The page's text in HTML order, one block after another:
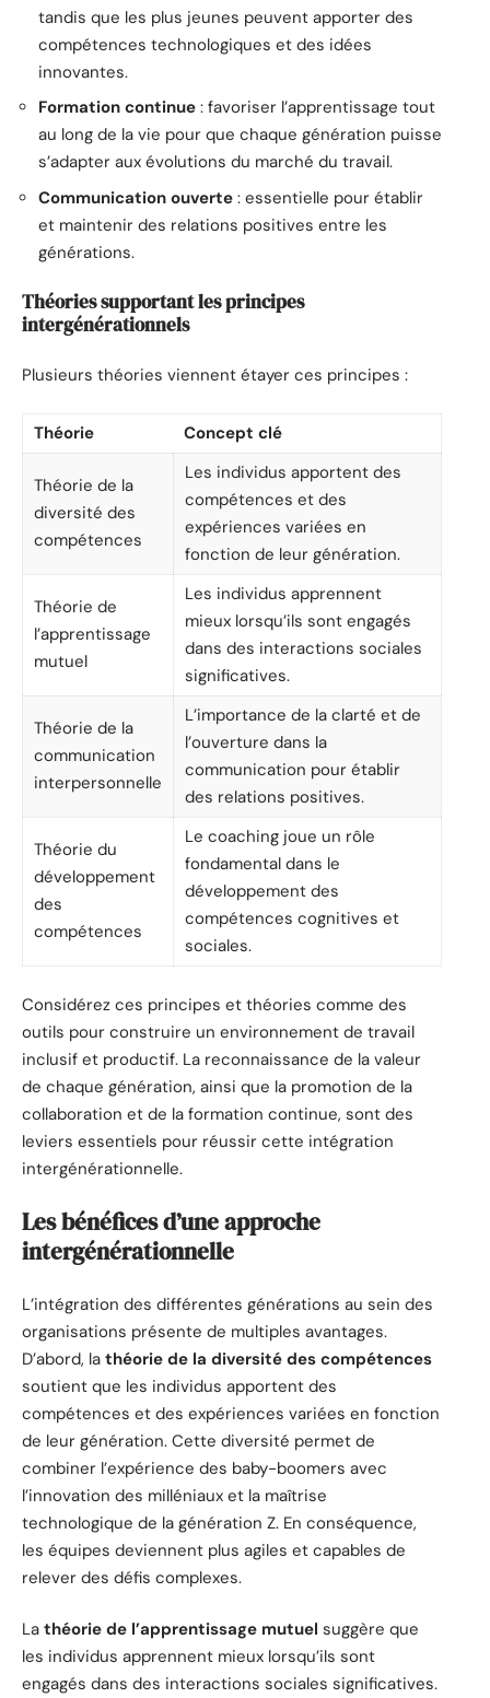
tandis que les plus jeunes peuvent apporter des
compétences technologiques et des idées
innovantes.
Formation continue : favoriser l’apprentissage tout
au long de la vie pour que chaque génération puisse
s’adapter aux évolutions du marché du travail.
Communication ouverte : essentielle pour établir
et maintenir des relations positives entre les
générations.
Théories supportant les principes
intergénérationnels
Plusieurs théories viennent étayer ces principes :
Théorie Concept clé
Théorie de la
diversité des
compétences
Les individus apportent des
compétences et des
expériences variées en
fonction de leur génération.
Théorie de
l’apprentissage
mutuel
Les individus apprennent
mieux lorsqu’ils sont engagés
dans des interactions sociales
significatives.
Théorie de la
communication
interpersonnelle
L’importance de la clarté et de
l’ouverture dans la
communication pour établir
des relations positives.
Théorie du
développement
des
compétences
Le coaching joue un rôle
fondamental dans le
développement des
compétences cognitives et
sociales.
Considérez ces principes et théories comme des
outils pour construire un environnement de travail
inclusif et productif. La reconnaissance de la valeur
de chaque génération, ainsi que la promotion de la
collaboration et de la formation continue, sont des
leviers essentiels pour réussir cette intégration
intergénérationnelle.
Les bénéfices d’une approche
intergénérationnelle
L’intégration des différentes générations au sein des
organisations présente de multiples avantages.
D’abord, la théorie de la diversité des compétences
soutient que les individus apportent des
compétences et des expériences variées en fonction
de leur génération. Cette diversité permet de
combiner l’expérience des baby-boomers avec
l’innovation des milléniaux et la maîtrise
technologique de la génération Z. En conséquence,
les équipes deviennent plus agiles et capables de
relever des défis complexes.
La théorie de l’apprentissage mutuel suggère que
les individus apprennent mieux lorsqu’ils sont
engagés dans des interactions sociales significatives.